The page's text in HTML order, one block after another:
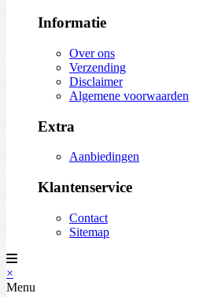
Informatie
Over ons
Verzending
Disclaimer
Algemene voorwaarden
Extra
Aanbiedingen
Klantenservice
Contact
Sitemap
×
Menu